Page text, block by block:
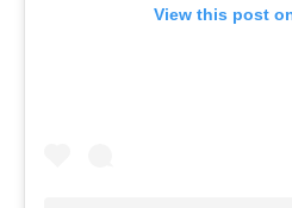
View this post